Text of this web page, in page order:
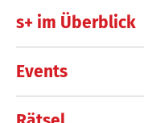
s+ im Überblick
Events